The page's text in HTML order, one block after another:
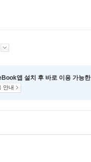
앱 설치 후 바로 이용 가능한
안내